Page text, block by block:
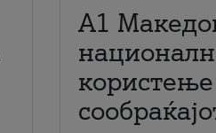
A1
користење